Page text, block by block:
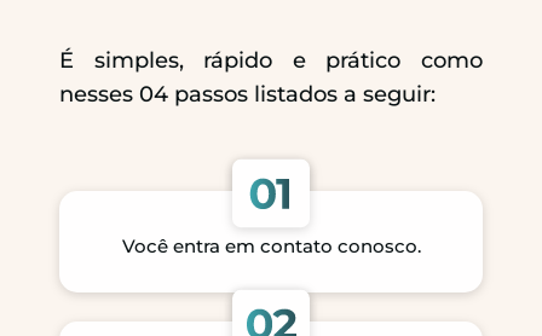
É simples, rápido e prático como
nesses 04 passos listados a seguir:
Você entra em contato conosco.